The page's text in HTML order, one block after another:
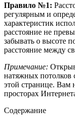
Правило №1:
регулярным и
характеристик
расстояние не
забывать о высоте
расстояние между
Примечание:
натяжных потолков
этой странице. Вам
просторах
Содержание